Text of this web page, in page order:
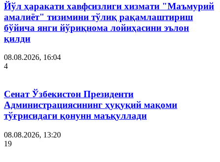
Йўл ҳаракати хавфсизлиги хизмати "Маъмурий
амалиёт" тизимини тўлиқ рақамлаштириш
бўйича янги йўриқнома лойиҳасини эълон
қилди
08.08.2026, 16:04
4
Сенат Ўзбекистон Президенти
Администрациясининг ҳуқуқий мақоми
тўғрисидаги қонунн маъқуллади
08.08.2026, 13:20
19